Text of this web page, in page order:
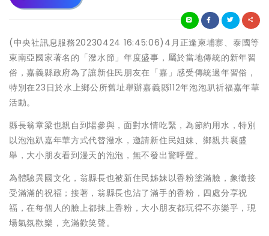
(中央社訊息服務20230424 16:45:06)4月正逢柬埔寨、泰國等
東南亞國家著名的「潑水節」年度盛事，屬於當地傳統的新年習
俗，嘉義縣政府為了讓新住民朋友在「嘉」感受傳統過年習俗，
特別在23日於水上鄉公所舊址舉辦嘉義縣112年泡泡趴祈福嘉年華
活動。
縣長翁章梁也親自到場參與，面對水情吃緊，為節約用水，特別
以泡泡趴嘉年華方式代替潑水，邀請新住民姐妹、鄉親共襄盛
舉，大小朋友看到漫天的泡泡，無不發出驚呼聲。
為體驗異國文化，翁縣長也被新住民姊妹以香粉塗滿臉，象徵接
受滿滿的祝福；接著，翁縣長也沾了滿手的香粉，四處分享祝
福，在每個人的臉上都抹上香粉，大小朋友都玩得不亦樂乎，現
場氣氛歡樂，充滿歡笑聲。